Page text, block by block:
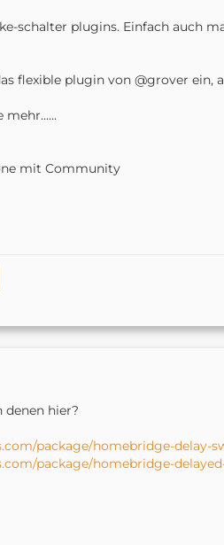
schalter plugins. Einfach auch
flexible plugin von @grover ein,
mit Community
denen hier?
package/homebridge-delay-
package/homebridge-